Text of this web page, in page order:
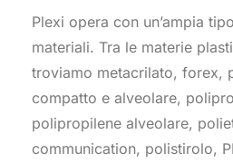
Plexi opera con un’ampia
materiali. Tra le materie
troviamo metacrilato, forex,
compatto e alveolare,
polipropilene alveolare,
communication, polistirolo,